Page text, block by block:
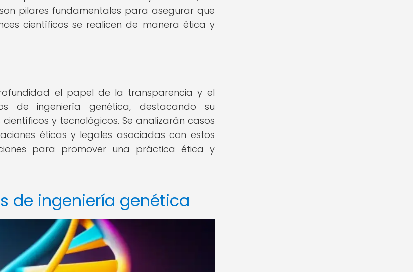
pilares fundamentales para asegurar que
científicos se realicen de manera ética y
el papel de la transparencia y el
de ingeniería genética, destacando su
y tecnológicos. Se analizarán casos
éticas y legales asociadas con estos
para promover una práctica ética y
de ingeniería genética